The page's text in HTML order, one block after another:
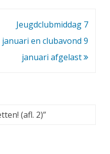
Jeugdclubmiddag 7
januari en clubavond 9
januari afgelast
(afl. 2)”